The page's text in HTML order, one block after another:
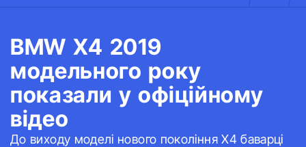
BMW X4 2019
модельного року
показали у офіційному
відео
До виходу моделі нового покоління Х4 баварці